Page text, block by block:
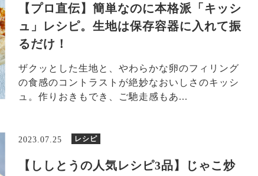
【プロ直伝】簡単なのに本格派「キッシ
ュ」レシピ。生地は保存容器に入れて振
るだけ！
ザクッとした生地と、やわらかな卵のフィリング
の食感のコントラストが絶妙なおいしさのキッシ
ュ。作りおきもでき、ご馳走感もあ...
2023.07.25 レシピ
【ししとうの人気レシピ3品】じゃこ炒